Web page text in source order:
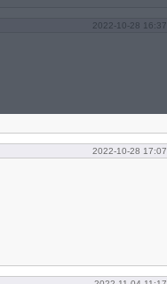
2022-10-28 16:37
2022-10-28 17:07